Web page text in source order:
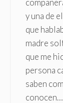
y una de
que
madre
que me
persona
saben